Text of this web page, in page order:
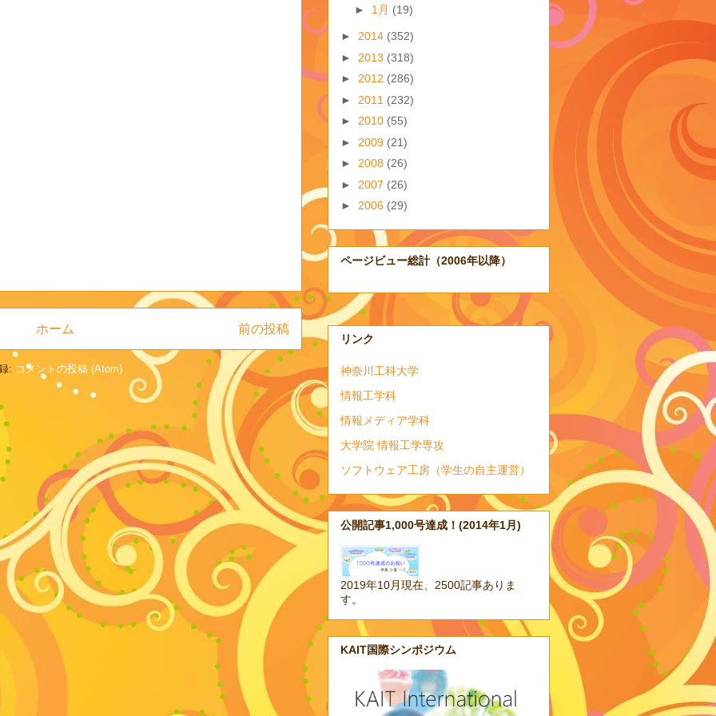
前の投稿
ホーム
: コメントの投稿 (Atom)
► 1月 (19)
► 2014 (352)
► 2013 (318)
► 2012 (286)
► 2011 (232)
► 2010 (55)
► 2009 (21)
► 2008 (26)
► 2007 (26)
► 2006 (29)
ページビュー総計（2006年以降）
リンク
神奈川工科大学
情報工学科
情報メディア学科
大学院 情報工学専攻
ソフトウェア工房（学生の自主運営）
公開記事1,000号達成！(2014年1月)
2019年10月現在、2500記事ありま
す。
KAIT国際シンポジウム